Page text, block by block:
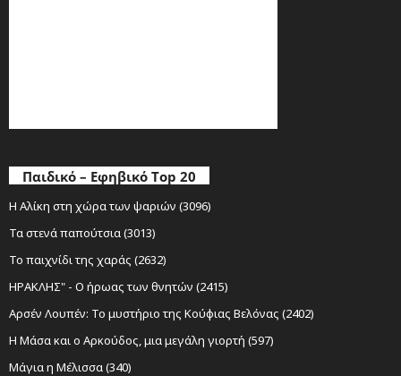
Παιδικό – Εφηβικό Top 20
Η Αλίκη στη χώρα των ψαριών (3096)
Τα στενά παπούτσια (3013)
Το παιχνίδι της χαράς (2632)
ΗΡΑΚΛΗΣ" - Ο ήρωας των θνητών (2415)
Αρσέν Λουπέν: Το μυστήριο της Κούφιας Βελόνας (2402)
Η Μάσα και ο Αρκούδος, μια μεγάλη γιορτή (597)
Μάγια η Μέλισσα (340)